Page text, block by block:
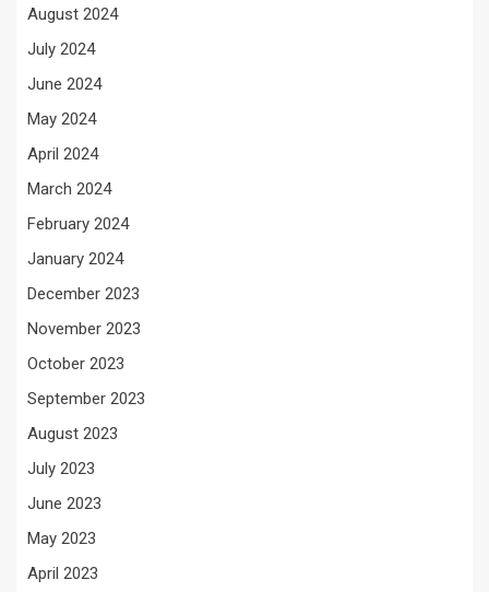
August 2024
July 2024
June 2024
May 2024
April 2024
March 2024
February 2024
January 2024
December 2023
November 2023
October 2023
September 2023
August 2023
July 2023
June 2023
May 2023
April 2023